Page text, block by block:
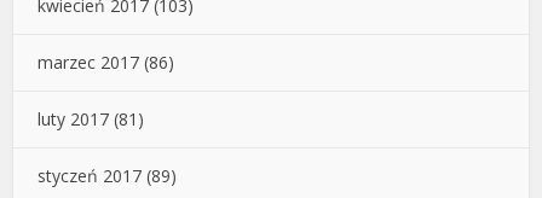
kwiecień 2017 (103)
marzec 2017 (86)
luty 2017 (81)
styczeń 2017 (89)